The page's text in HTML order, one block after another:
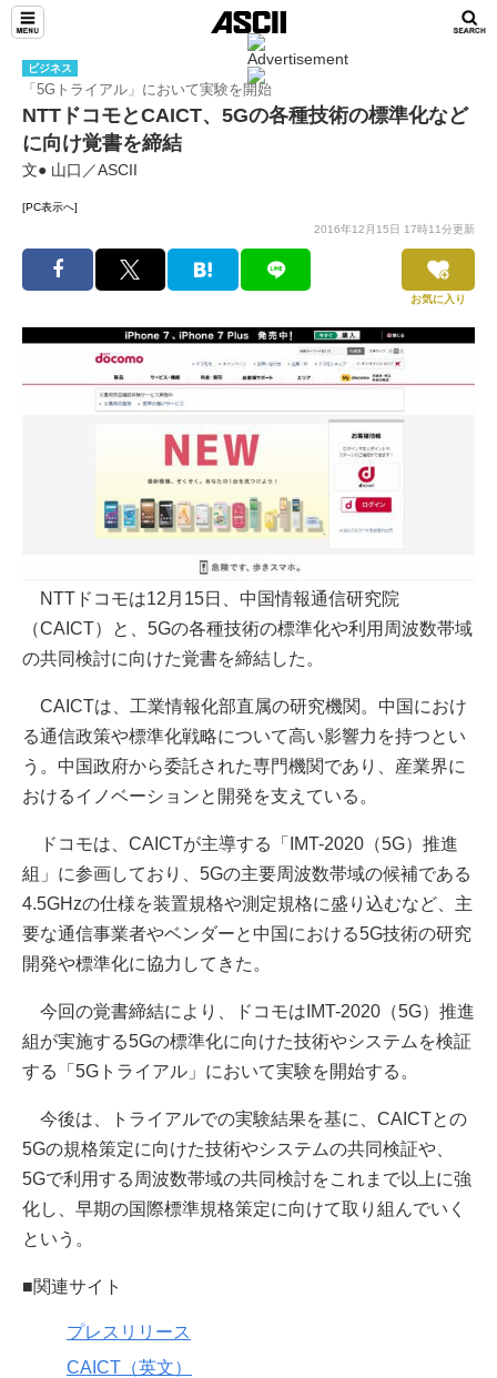
ビジネス
「5Gトライアル」において実験を開始
NTTドコモとCAICT、5Gの各種技術の標準化など
に向け覚書を締結
文● 山口／ASCII
[PC表示へ]
2016年12月15日 17時11分更新
お気に入り
NTTドコモは12月15日、中国情報通信研究院
（CAICT）と、5Gの各種技術の標準化や利用周波数帯域
の共同検討に向けた覚書を締結した。
CAICTは、工業情報化部直属の研究機関。中国におけ
る通信政策や標準化戦略について高い影響力を持つとい
う。中国政府から委託された専門機関であり、産業界に
おけるイノベーションと開発を支えている。
ドコモは、CAICTが主導する「IMT-2020（5G）推進
組」に参画しており、5Gの主要周波数帯域の候補である
4.5GHzの仕様を装置規格や測定規格に盛り込むなど、主
要な通信事業者やベンダーと中国における5G技術の研究
開発や標準化に協力してきた。
今回の覚書締結により、ドコモはIMT-2020（5G）推進
組が実施する5Gの標準化に向けた技術やシステムを検証
する「5Gトライアル」において実験を開始する。
今後は、トライアルでの実験結果を基に、CAICTとの
5Gの規格策定に向けた技術やシステムの共同検証や、
5Gで利用する周波数帯域の共同検討をこれまで以上に強
化し、早期の国際標準規格策定に向けて取り組んでいく
という。
■関連サイト
プレスリリース
CAICT（英文）